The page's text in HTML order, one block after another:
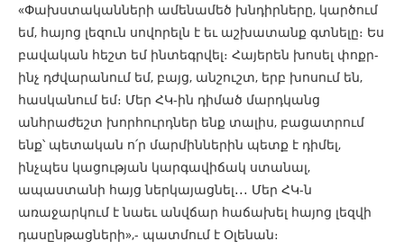
«Փախստականների ամենամեծ խնդիրները, կարծում
եմ, հայոց լեզուն սովորելն է եւ աշխատանք գտնելը։ Ես
բավական հեշտ եմ ինտեգրվել։ Հայերեն խոսել փոքր-
ինչ դժվարանում եմ, բայց, անշուշտ, երբ խոսում են,
հասկանում եմ։ Մեր ՀԿ-ին դիմած մարդկանց
անհրաժեշտ խորհուրդներ ենք տալիս, բացատրում
ենք՝ պետական ո՛ր մարմիններին պետք է դիմել,
ինչպես կացության կարգավիճակ ստանալ,
ապաստանի հայց ներկայացնել․․․ Մեր ՀԿ-ն
առաջարկում է նաեւ անվճար հաճախել հայոց լեզվի
դասընթացների»,- պատմում է Օլենան։